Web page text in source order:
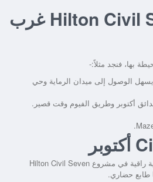
الأماكن القريبة من مشروع Hilton Civil Seven Residence غرب
الوصول إلى ميدان الرماية وحي
أكتوبر وطريق الفيوم وقت قصير.
باعتباره مشروع Branded Residences، قامت مجموعة محمد أيوب باختيار Master Plan تقدم تجربة سكنية راقية في مشروع Hilton Civil Seven